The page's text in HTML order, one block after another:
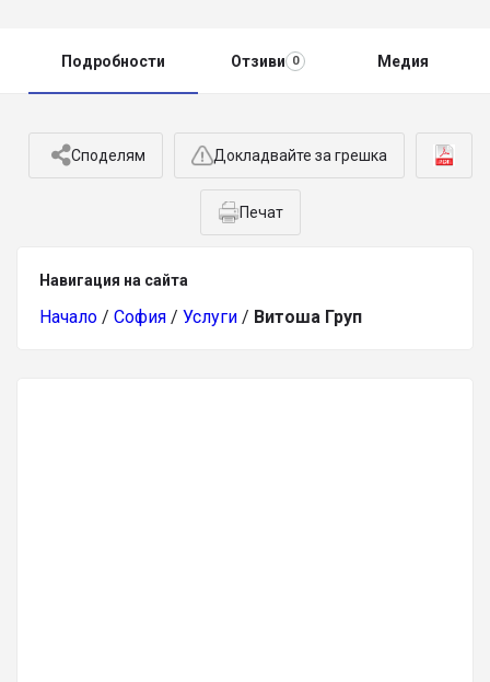
Подробности Отзиви 0 Медия
Споделям Докладвайте за грешка
Печат
Навигация на сайта
Начало / София / Услуги / Витоша Груп